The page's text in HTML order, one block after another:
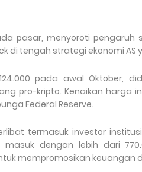
pasar, menyoroti
di tengah strategi ekonomi AS
pada awal Oktober,
pro-kripto. Kenaikan harga
Federal Reserve.
termasuk investor
masuk dengan lebih dari
mempromosikan keuangan